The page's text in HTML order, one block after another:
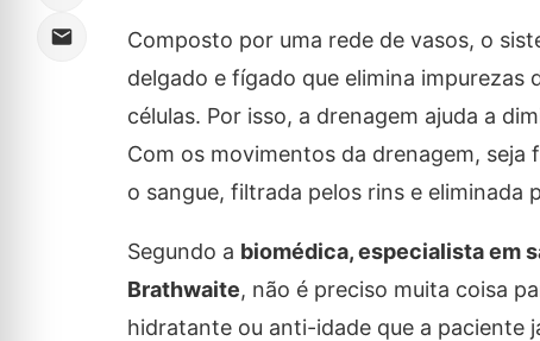
Composto por uma rede de vasos, o
delgado e fígado que elimina impurezas
células. Por isso, a drenagem ajuda a
Com os movimentos da drenagem,
o sangue, filtrada pelos rins e eliminada
Segundo a biomédica, especialista em
Brathwaite, não é preciso muita coisa
hidratante ou anti-idade que a paciente